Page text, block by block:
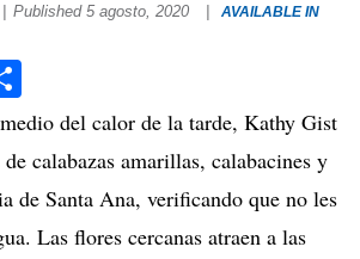
| Published 5 agosto, 2020 |
AVAILABLE IN
Compartir
del calor de la tarde, Kathy Gist
calabazas amarillas, calabacines y
de Santa Ana, verificando que no les
Las flores cercanas atraen a las